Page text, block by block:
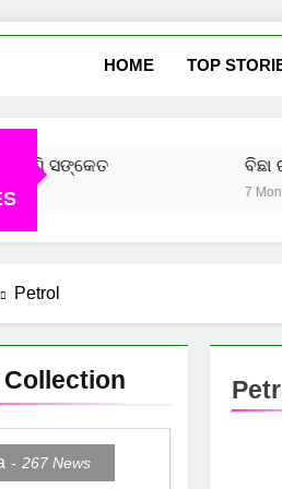
HOME TOP
ସଙ୍କେତ ବିଛା
7 Months
Petrol
267News